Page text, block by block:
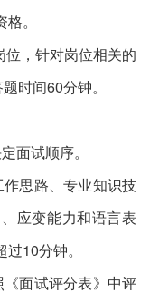
。
，针对岗位相关的
时间60分钟。
面试顺序。
作思路、专业知识技
应变能力和语言表
10分钟。
《面试评分表》中评